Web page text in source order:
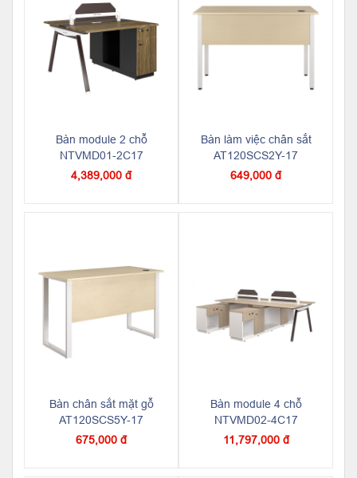
Bàn module 2 chỗ
NTVMD01-2C17
4,389,000 đ
Bàn làm việc chân sắt
AT120SCS2Y-17
649,000 đ
Bàn chân sắt mặt gỗ
AT120SCS5Y-17
675,000 đ
Bàn module 4 chỗ
NTVMD02-4C17
11,797,000 đ